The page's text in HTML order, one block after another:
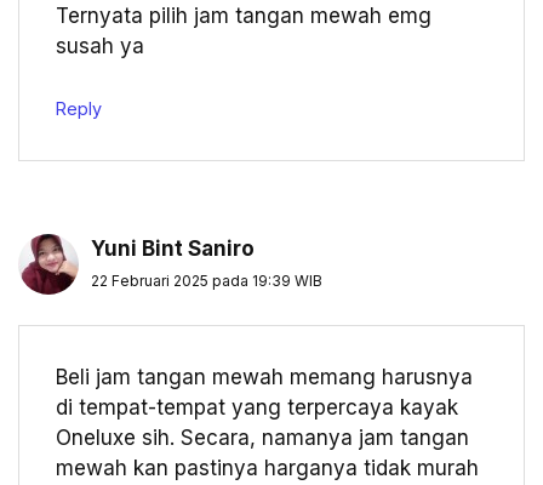
Ternyata pilih jam tangan mewah emg
susah ya
Reply
Yuni Bint Saniro
22 Februari 2025 pada 19:39 WIB
Beli jam tangan mewah memang harusnya
di tempat-tempat yang terpercaya kayak
Oneluxe sih. Secara, namanya jam tangan
mewah kan pastinya harganya tidak murah